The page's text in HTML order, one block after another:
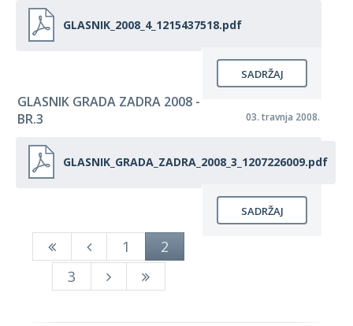
GLASNIK_2008_4_1215437518.pdf
SADRŽAJ
GLASNIK GRADA ZADRA 2008 -
BR.3
03. travnja 2008.
GLASNIK_GRADA_ZADRA_2008_3_1207226009.pdf
SADRŽAJ
1
2
3